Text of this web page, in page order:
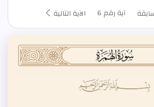
آية رقم 6 الآية التالية